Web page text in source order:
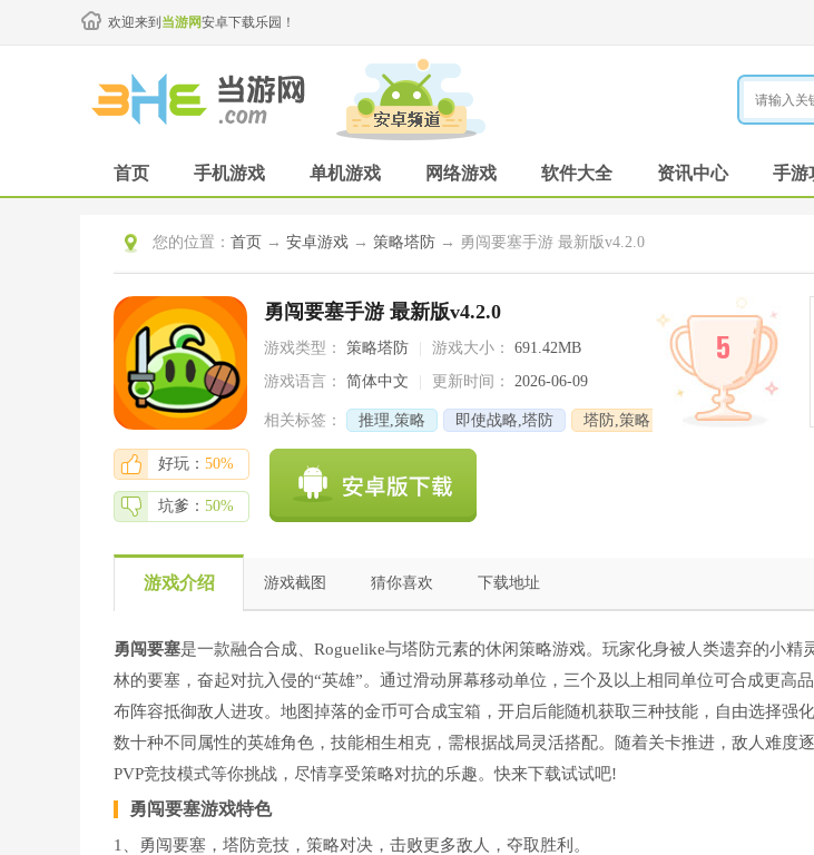
欢迎来到 当游网安卓下载乐园！
首页 手机游戏 单机游戏 网络游戏 软件大全 资讯中心 手游
您的位置： 首页 → 安卓游戏 → 策略塔防 → 勇闯要塞手游 最新版v4.2.0
勇闯要塞手游 最新版v4.2.0
游戏类型： 策略塔防 游戏大小：
691.42MB
游戏语言：
简体中文 更新时间： 2026-06-09
相关标签： 推理,策略 即使战略,塔防 塔防,策略
5
好玩： 50%
坑爹： 50%
游戏介绍 游戏截图 猜你喜欢 下载地址
勇闯要塞是一款融合合成、Roguelike与塔防元素的休闲策略游戏。玩家化身被人类遗弃的小精
林的要塞，奋起对抗入侵的“英雄”。通过滑动屏幕移动单位，三个及以上相同单位可合成更高
布阵容抵御敌人进攻。地图掉落的金币可合成宝箱，开启后能随机获取三种技能，自由选择强
数十种不同属性的英雄角色，技能相生相克，需根据战局灵活搭配。随着关卡推进，敌人难度
PVP竞技模式等你挑战，尽情享受策略对抗的乐趣。快来下载试试吧!
勇闯要塞游戏特色
1、勇闯要塞，塔防竞技，策略对决，击败更多敌人，夺取胜利。